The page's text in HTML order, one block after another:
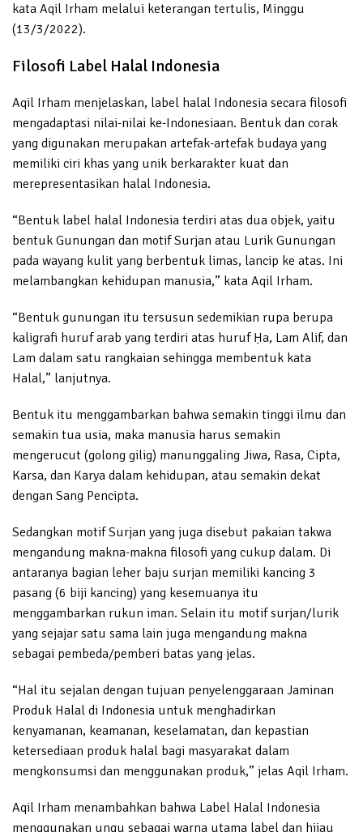
kata Aqil Irham melalui keterangan tertulis, Minggu
(13/3/2022).
Filosofi Label Halal Indonesia
Aqil Irham menjelaskan, label halal Indonesia secara filosofi
mengadaptasi nilai-nilai ke-Indonesiaan. Bentuk dan corak
yang digunakan merupakan artefak-artefak budaya yang
memiliki ciri khas yang unik berkarakter kuat dan
merepresentasikan halal Indonesia.
“Bentuk label halal Indonesia terdiri atas dua objek, yaitu
bentuk Gunungan dan motif Surjan atau Lurik Gunungan
pada wayang kulit yang berbentuk limas, lancip ke atas. Ini
melambangkan kehidupan manusia,” kata Aqil Irham.
“Bentuk gunungan itu tersusun sedemikian rupa berupa
kaligrafi huruf arab yang terdiri atas huruf Ḥa, Lam Alif, dan
Lam dalam satu rangkaian sehingga membentuk kata
Halal,” lanjutnya.
Bentuk itu menggambarkan bahwa semakin tinggi ilmu dan
semakin tua usia, maka manusia harus semakin
mengerucut (golong gilig) manunggaling Jiwa, Rasa, Cipta,
Karsa, dan Karya dalam kehidupan, atau semakin dekat
dengan Sang Pencipta.
Sedangkan motif Surjan yang juga disebut pakaian takwa
mengandung makna-makna filosofi yang cukup dalam. Di
antaranya bagian leher baju surjan memiliki kancing 3
pasang (6 biji kancing) yang kesemuanya itu
menggambarkan rukun iman. Selain itu motif surjan/lurik
yang sejajar satu sama lain juga mengandung makna
sebagai pembeda/pemberi batas yang jelas.
“Hal itu sejalan dengan tujuan penyelenggaraan Jaminan
Produk Halal di Indonesia untuk menghadirkan
kenyamanan, keamanan, keselamatan, dan kepastian
ketersediaan produk halal bagi masyarakat dalam
mengkonsumsi dan menggunakan produk,” jelas Aqil Irham.
Aqil Irham menambahkan bahwa Label Halal Indonesia
menggunakan ungu sebagai warna utama label dan hijau